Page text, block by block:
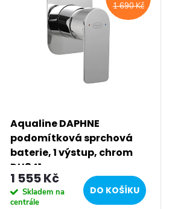
1 690 Kč
Aqualine DAPHNE
podomítková sprchová
baterie, 1 výstup, chrom
DH841
1 555 Kč
Skladem na
centrále
DO KOŠÍKU